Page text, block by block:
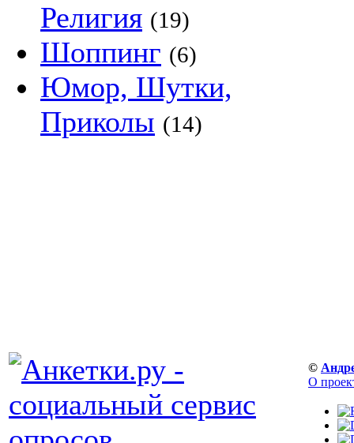
Религия (19)
Шоппинг (6)
Юмор, Шутки,
Приколы (14)
©
О